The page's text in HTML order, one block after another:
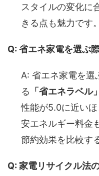
スタイルの変化に
きる点も魅力です。
Q: 省エネ家電を選ぶ
A: 省エネ家電を選
る 「省エネラベル」
性能が5.0に近い
安エネルギー料金
節約効果を比較す
Q: 家電リサイクル法